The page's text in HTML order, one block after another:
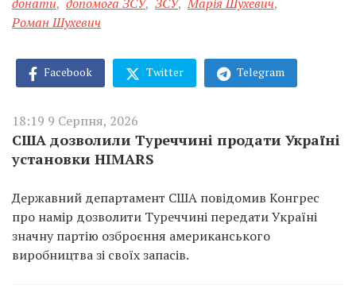
Роман Шухевич
Facebook Twitter Telegram
18:19 9 Серпня, 2026
США дозволили Туреччині продати Україні
установки HIMARS
Державний департамент США повідомив Конгрес
про намір дозволити Туреччині передати Україні
значну партію озброєння американського
виробництва зі своїх запасів.